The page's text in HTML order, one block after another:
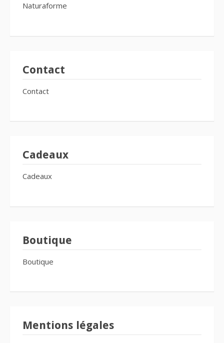
Naturaforme
Contact
Contact
Cadeaux
Cadeaux
Boutique
Boutique
Mentions légales